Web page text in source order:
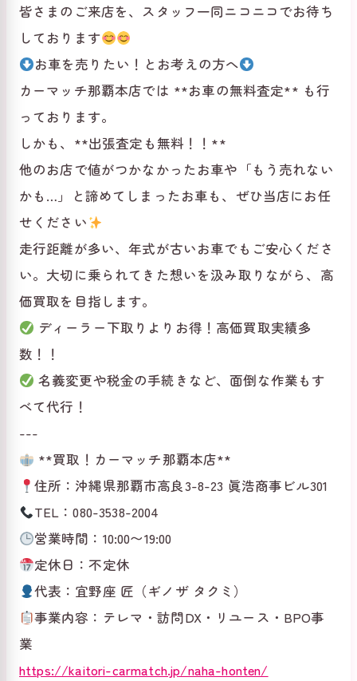
皆さまのご来店を、スタッフ一同ニコニコでお待ち
しております
お車を売りたい！とお考えの方へ
カーマッチ那覇本店では **お車の無料査定** も行
っております。
しかも、**出張査定も無料！！**
他のお店で値がつかなかったお車や「もう売れない
かも…」と諦めてしまったお車も、ぜひ当店にお任
せください
走行距離が多い、年式が古いお車でもご安心くださ
い。大切に乗られてきた想いを汲み取りながら、高
価買取を目指します。
ディーラー下取りよりお得！高価買取実績多
数！！
名義変更や税金の手続きなど、面倒な作業もす
べて代行！
---
**買取！カーマッチ那覇本店**
住所：沖縄県那覇市高良3-8-23 眞浩商事ビル301
TEL：080-3538-2004
営業時間：10:00〜19:00
定休日：不定休
代表：宜野座 匠（ギノザ タクミ）
事業内容：テレマ・訪問DX・リユース・BPO事
業
https://kaitori-carmatch.jp/naha-honten/